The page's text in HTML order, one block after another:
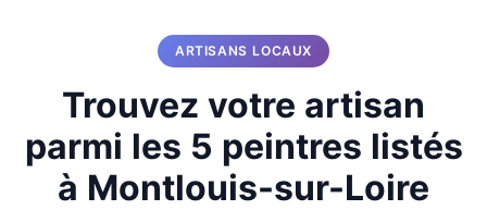
ARTISANS LOCAUX
Trouvez votre artisan
parmi les 5 peintres listés
à Montlouis-sur-Loire